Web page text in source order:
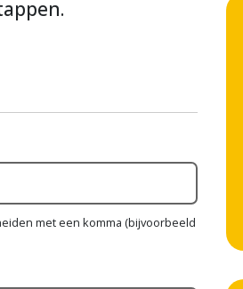
met een komma (bijvoorbeeld